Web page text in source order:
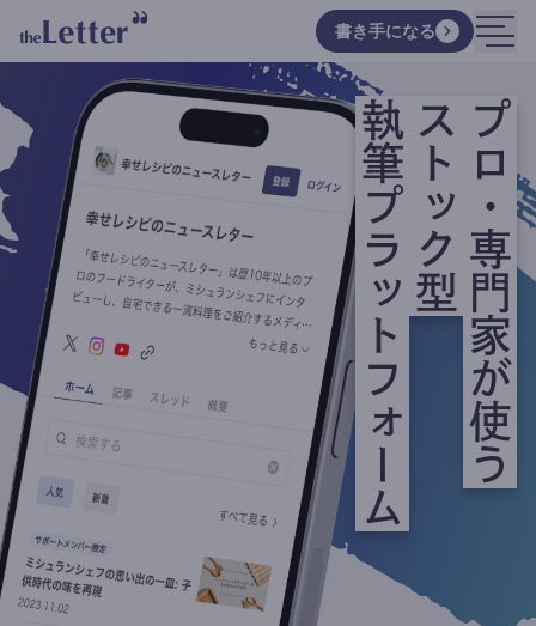
書き手になる
プロ・専門家が使う
ストック型
執筆プラットフォーム